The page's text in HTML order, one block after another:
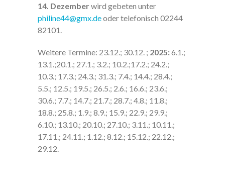
14. Dezemberwird gebeten unter
philine44@gmx.deoder telefonisch 02244
82101.
Weitere Termine: 23.12.; 30.12. ; 2025:6.1.;
13.1.;20.1.; 27.1.; 3.2.; 10.2.;17.2.; 24.2.;
10.3.; 17.3.; 24.3.; 31.3.; 7.4.; 14.4.; 28.4.;
5.5.; 12.5.; 19.5.; 26.5.; 2.6.; 16.6.; 23.6.;
30.6.; 7.7.; 14.7.; 21.7.; 28.7.; 4.8.; 11.8.;
18.8.; 25.8.; 1.9.; 8.9.; 15.9.; 22.9.; 29.9.;
6.10.; 13.10.; 20.10.; 27.10.; 3.11.; 10.11.;
17.11.; 24.11.; 1.12.; 8.12.; 15.12.; 22.12.;
29.12.